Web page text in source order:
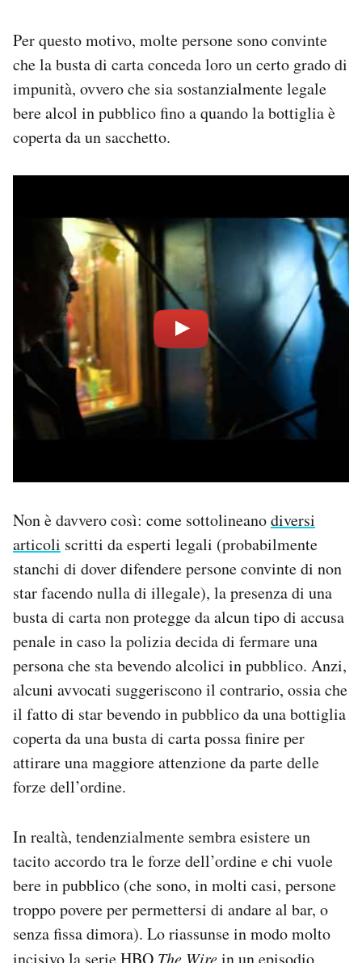
Per questo motivo, molte persone sono convinte
che la busta di carta conceda loro un certo grado di
impunità, ovvero che sia sostanzialmente legale
bere alcol in pubblico fino a quando la bottiglia è
coperta da un sacchetto.
Non è davvero così: come sottolineanodiversi
articoli scritti da esperti legali (probabilmente
stanchi di dover difendere persone convinte di non
star facendo nulla di illegale), la presenza di una
busta di carta non protegge da alcun tipo di accusa
penale in caso la polizia decida di fermare una
persona che sta bevendo alcolici in pubblico. Anzi,
alcuni avvocati suggeriscono il contrario, ossia che
il fatto di star bevendo in pubblico da una bottiglia
coperta da una busta di carta possa finire per
attirare una maggiore attenzione da parte delle
forze dell’ordine.
In realtà, tendenzialmente sembra esistere un
tacito accordo tra le forze dell’ordine e chi vuole
bere in pubblico (che sono, in molti casi, persone
troppo povere per permettersi di andare al bar, o
senza fissa dimora). Lo riassunse in modo molto
The Wire